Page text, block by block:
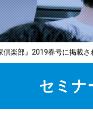
倶楽部』2019春号に掲載さ
セミナ